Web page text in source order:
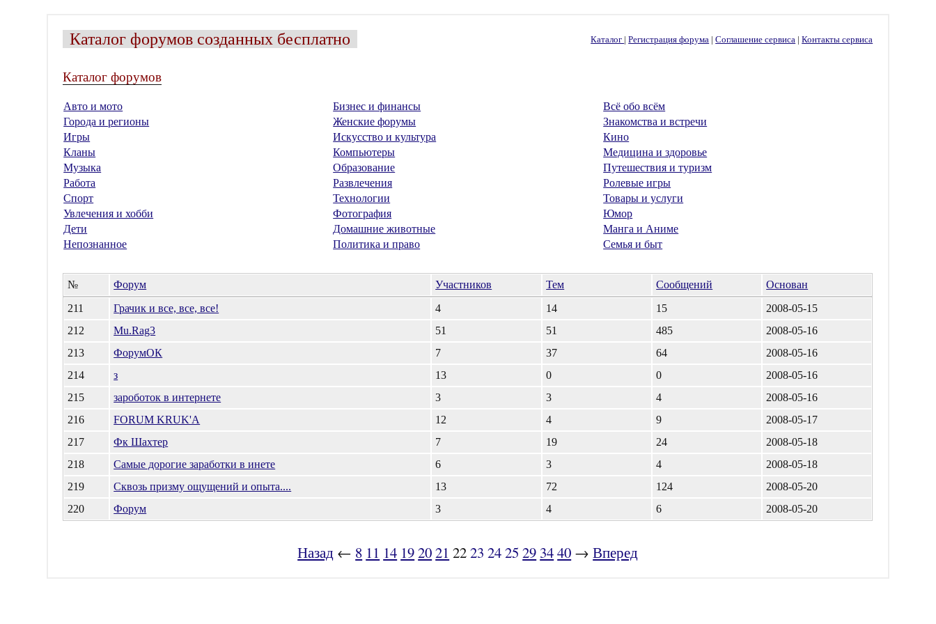
Каталог форумов созданных бесплатно Каталог |Регистрация форума |Соглашение сервиса |Контакты сервиса
Каталог форумов
Авто и мото Бизнес и финансы
Всё обо всём
Города и регионы
Женские форумы
Знакомства и встречи
Игры
Искусство и культура
Кино
Кланы
Компьютеры
Медицина и здоровье
Музыка
Образование
Путешествия и туризм
Работа
Развлечения
Ролевые игры
Спорт
Технологии
Товары и услуги
Увлечения и хобби
Фотография
Юмор
Дети
Домашние животные
Манга и Аниме
Непознанное
Политика и право Семья и быт
№ Форум Участников Тем Сообщений
Основан
211
Грачик и все, все, все! 4 14 15
2008-05-15
212
Mu.Rag3 51 51 485
2008-05-16
213
ФорумОК 7 37 64
2008-05-16
214
з 13 0 0
2008-05-16
215
зароботок в интернете 3 3 4
2008-05-16
216
FORUM KRUK'A 12 4 9
2008-05-17
217
Фк Шахтер 7 19 24
2008-05-18
218
Самые дорогие заработки в инете 6 3 4
2008-05-18
219
Сквозь призму ощущений и опыта.... 13 72 124
2008-05-20
220
Форум 3 4 6 2008-05-20
Назад ← 8 11 14 192021 2223 2425 29 3440 →Вперед